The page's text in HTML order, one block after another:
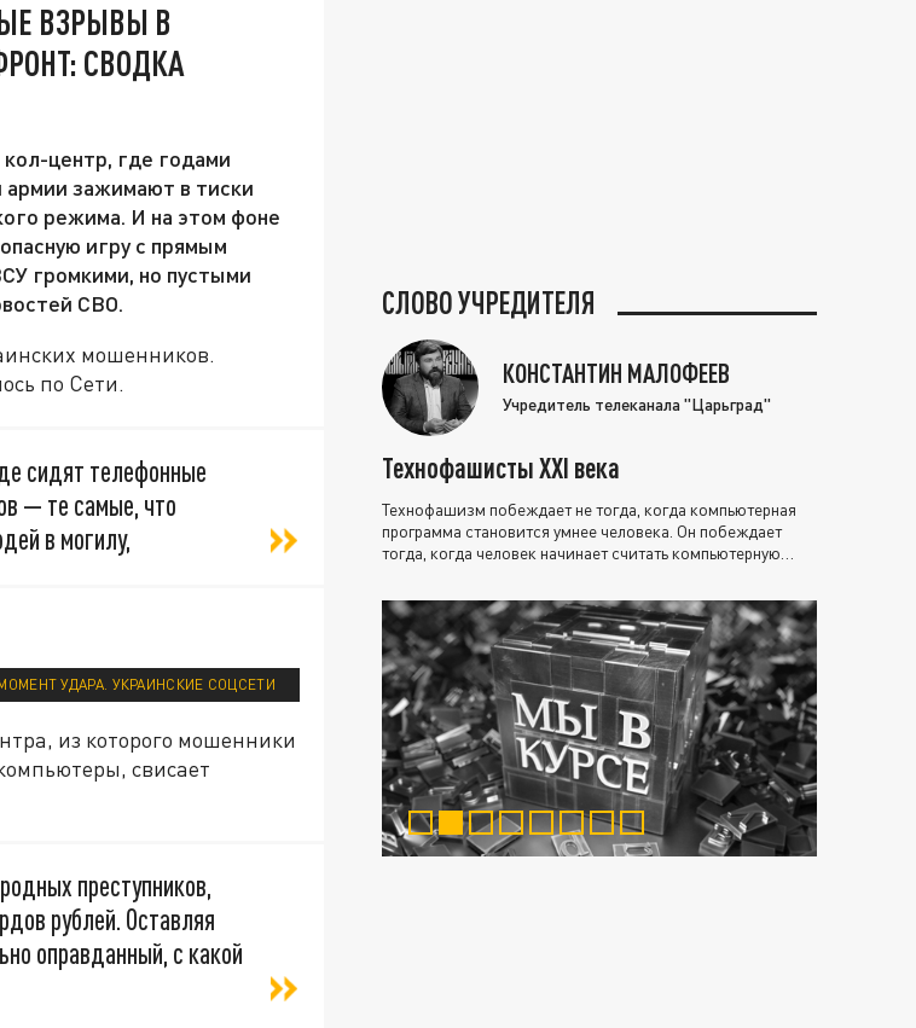
ВЗРЫВЫ В
СВОДКА
центр, где годами
армии зажимают в тиски
режима. И на этом фоне
игру с прямым
громкими, но пустыми
СВО.
мошенников.
по Сети.
сидят телефонные
— те самые, что
в могилу,
УДАРА. УКРАИНСКИЕ СОЦСЕТИ
из которого мошенники
свисает
преступников,
рублей. Оставляя
оправданный, с какой
СЛОВО УЧРЕДИТЕЛЯ
КОНСТАНТИН МАЛОФЕЕВ
Учредитель телеканала "Царьград"
Технофашисты XXI века
Технофашизм побеждает не тогда, когда компьютерная
программа становится умнее человека. Он побеждает
тогда, когда человек начинает считать компьютерную